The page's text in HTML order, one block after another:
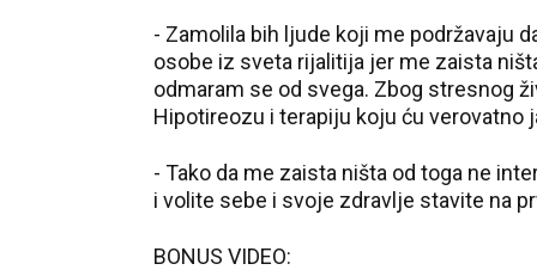
- Zamolila bih ljude koji me podržavaju
osobe iz sveta rijalitija jer me zaista
odmaram se od svega. Zbog stresnog
Hipotireozu i terapiju koju ću verovatno
- Tako da me zaista ništa od toga ne
i volite sebe i svoje zdravlje stavite na
BONUS VIDEO: